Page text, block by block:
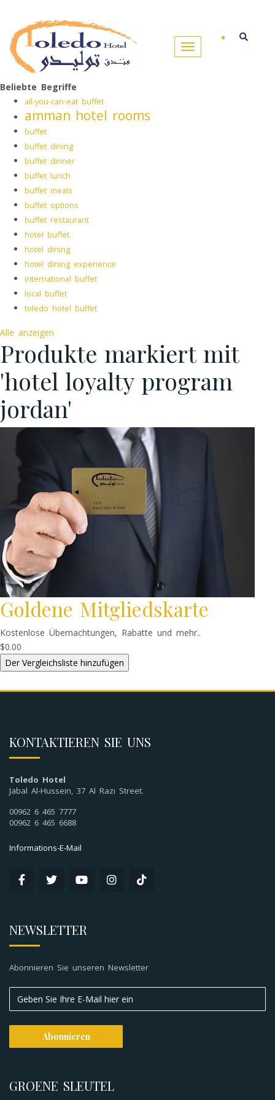
Beliebte Begriffe
all-you-can-eat buffet
amman hotel rooms
buffet
buffet dining
buffet dinner
buffet lunch
buffet meals
buffet options
buffet restaurant
hotel buffet
hotel dining
hotel dining experience
international buffet
local buffet
toledo hotel buffet
Alle anzeigen
Produkte markiert mit
'hotel loyalty program
jordan'
Goldene Mitgliedskarte
Kostenlose Übernachtungen, Rabatte und mehr..
$0.00
KONTAKTIEREN SIE UNS
Toledo Hotel
Jabal Al-Hussein, 37 Al Razi Street.
00962 6 465 7777
00962 6 465 6688
Informations-E-Mail
NEWSLETTER
Abonnieren Sie unseren Newsletter
GROENE SLEUTEL